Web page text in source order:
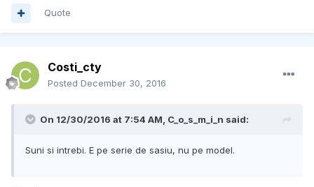
Quote
Costi_cty
Posted December 30, 2016
On 12/30/2016 at 7:54 AM, C_o_s_m_i_n said:
Suni si intrebi. E pe serie de sasiu, nu pe model.